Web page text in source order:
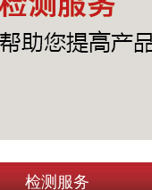
检测服务